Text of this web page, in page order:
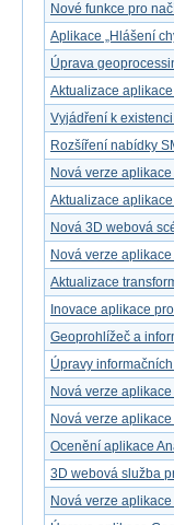
Nové funkce pro
Aplikace „Hlášení
Úprava
Aktualizace
Vyjádření k
Rozšíření nabídky
Nová verze
Aktualizace
Nová 3D webová
Nová verze
Aktualizace
Inovace aplikace
Geoprohlížeč a
Úpravy
Nová verze
Nová verze
Ocenění aplikace
3D webová služba
Nová verze aplikace